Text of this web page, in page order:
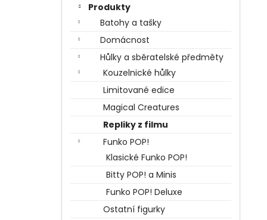
Produkty
Batohy a tašky
Domácnost
Hůlky a sběratelské předměty
Kouzelnické hůlky
Limitované edice
Magical Creatures
Repliky z filmu
Funko POP!
Klasické Funko POP!
Bitty POP! a Minis
Funko POP! Deluxe
Ostatní figurky
BERTÍKOVY FAZOLKY TISÍCKRÁT JINAK
35 G, HARRY POTTER